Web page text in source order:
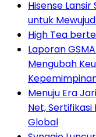
Hisense
untuk
High Tea
Laporan
Mengubah
Menuju Era
Net,
Global